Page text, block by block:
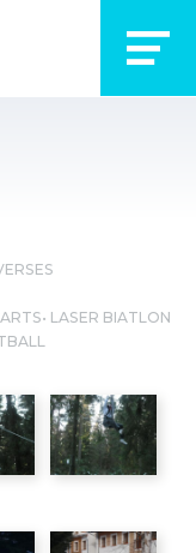
LASER BIATLON